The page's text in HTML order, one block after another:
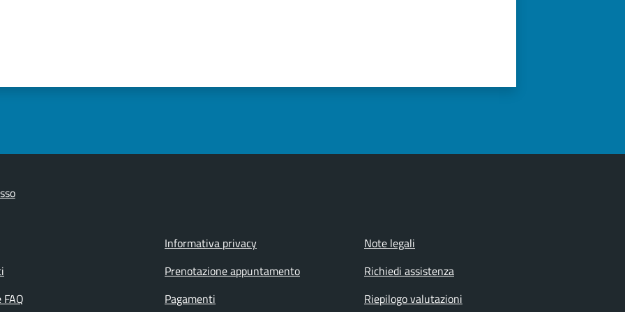
Informativa privacy
Note legali
Prenotazione appuntamento
Richiedi assistenza
Pagamenti Riepilogo valutazioni